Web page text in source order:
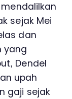
sejak Mei
dan
yang
Dendel
upah
gaji sejak